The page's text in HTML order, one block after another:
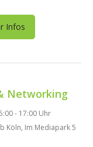
Infos
Networking
- 17:00 Uhr
Köln, Im Mediapark 5